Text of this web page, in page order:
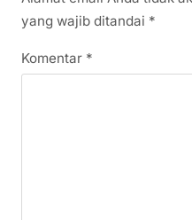
yang wajib ditandai *
Komentar *